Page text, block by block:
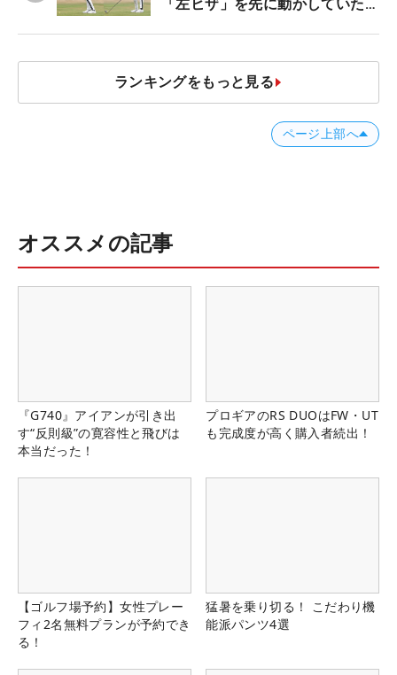
「左ヒザ」を先に動かしていた
ランキングをもっと見る
ページ上部へ
オススメの記事
『G740』アイアンが引き出
す“反則級”の寛容性と飛びは
本当だった！
プロギアのRS DUOはFW・UT
も完成度が高く購入者続出！
【ゴルフ場予約】女性プレー
フィ2名無料プランが予約でき
る！
猛暑を乗り切る！ こだわり機
能派パンツ4選